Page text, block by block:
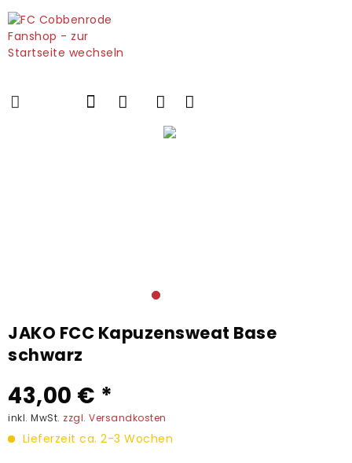
JAKO FCC Kapuzensweat Base
schwarz
43,00 € *
inkl. MwSt. zzgl. Versandkosten
Lieferzeit ca. 2-3 Wochen